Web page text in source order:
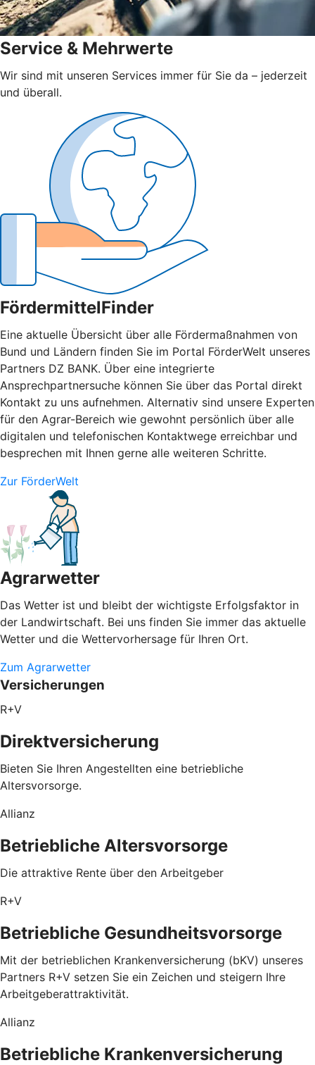
Service & Mehrwerte
Wir sind mit unseren Services immer für Sie da – jederzeit
und überall.
FördermittelFinder
Eine aktuelle Übersicht über alle Fördermaßnahmen von
Bund und Ländern finden Sie im Portal FörderWelt unseres
Partners DZ BANK. Über eine integrierte
Ansprechpartnersuche können Sie über das Portal direkt
Kontakt zu uns aufnehmen. Alternativ sind unsere Experten
für den Agrar-Bereich wie gewohnt persönlich über alle
digitalen und telefonischen Kontaktwege erreichbar und
besprechen mit Ihnen gerne alle weiteren Schritte.
Zur FörderWelt
Agrarwetter
Das Wetter ist und bleibt der wichtigste Erfolgsfaktor in
der Landwirtschaft. Bei uns finden Sie immer das aktuelle
Wetter und die Wettervorhersage für Ihren Ort.
Zum Agrarwetter
Versicherungen
R+V
Direktversicherung
Bieten Sie Ihren Angestellten eine betriebliche
Altersvorsorge.
Allianz
Betriebliche Altersvorsorge
Die attraktive Rente über den Arbeit­geber
R+V
Betriebliche Gesundheitsvorsorge
Mit der betrieblichen Krankenversicherung (bKV) unseres
Partners R+V setzen Sie ein Zeichen und steigern Ihre
Arbeitgeberattraktivität.
Allianz
Betriebliche Krankenversicherung